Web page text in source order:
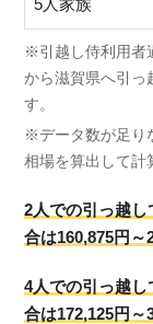
※引越し侍利用者
から滋賀県へ引っ
す。
※データ数が足り
相場を算出して計
2人での引っ越し
合は160,875円～
4人での引っ越し
合は172,125円～